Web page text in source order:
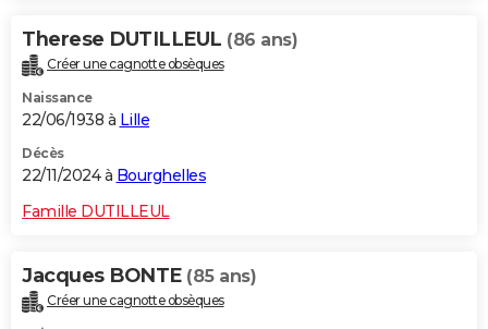
Therese DUTILLEUL (86 ans)
Créer une cagnotte obsèques
Naissance
22/06/1938 à Lille
Décès
22/11/2024 à Bourghelles
Famille DUTILLEUL
Jacques BONTE (85 ans)
Créer une cagnotte obsèques